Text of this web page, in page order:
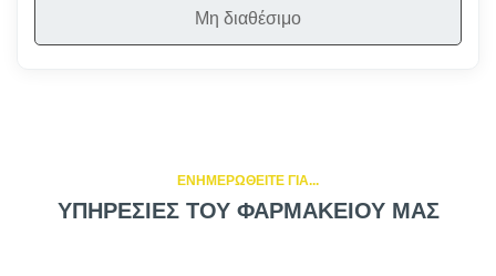
Μη διαθέσιμο
ΕΝΗΜΕΡΩΘΕΙΤΕ ΓΙΑ...
ΥΠΗΡΕΣΙΕΣ ΤΟΥ ΦΑΡΜΑΚΕΙΟΥ ΜΑΣ